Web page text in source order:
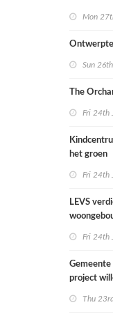
Mon
Sun
The
Fri 24th
het groen
Fri 24th
LEVS
Fri 24th
project
Thu